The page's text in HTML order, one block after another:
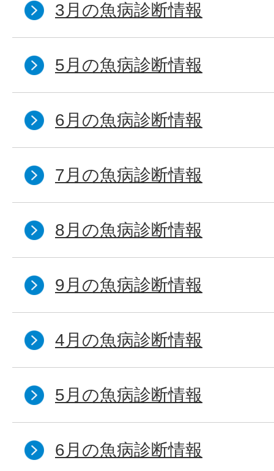
3月の魚病診断情報
5月の魚病診断情報
6月の魚病診断情報
7月の魚病診断情報
8月の魚病診断情報
9月の魚病診断情報
4月の魚病診断情報
5月の魚病診断情報
6月の魚病診断情報